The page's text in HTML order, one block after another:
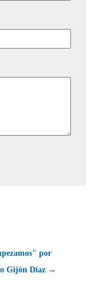
por
Gijón Díaz →